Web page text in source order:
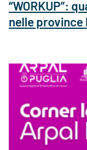
“WORKUP”:
nelle province